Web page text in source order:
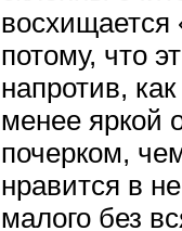
восхищается
потому, что
напротив,
менее яркой
почерком,
нравится в
малого без